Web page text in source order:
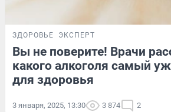
ЗДОРОВЬЕ ЭКСПЕРТ
Вы не поверите! Врачи
какого алкоголя самый
для здоровья
3 января, 2025, 13:30 3 874 2